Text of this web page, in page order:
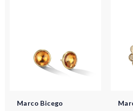
Marco Bicego